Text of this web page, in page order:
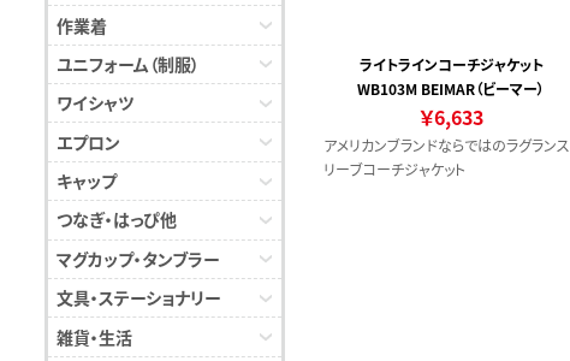
作業着
ユニフォーム（制服）
ワイシャツ
エプロン
キャップ
つなぎ・はっぴ他
マグカップ・タンブラー
文具・ステーショナリー
雑貨・生活
ライトラインコーチジャケット
WB103M BEIMAR（ビーマー）
￥6,633
アメリカンブランドならではのラグランス
リーブコーチジャケット